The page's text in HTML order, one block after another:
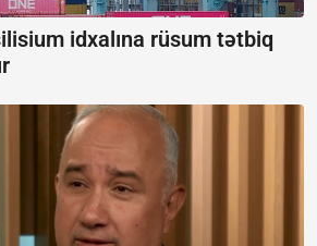
idxalına rüsum tətbiq